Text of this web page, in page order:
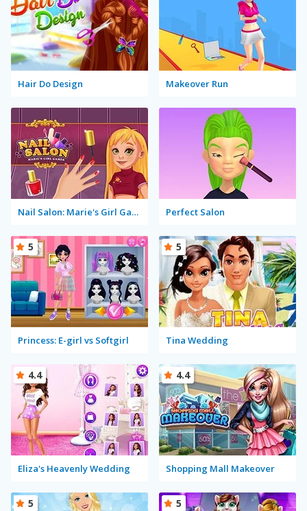
Hair Do Design Makeover Run
Nail Salon: Marie's Girl Games Perfect Salon
Princess: E-girl vs Softgirl
5
Tina Wedding
5
Eliza's Heavenly Wedding
4.4
Shopping Mall Makeover
4.4
5 5